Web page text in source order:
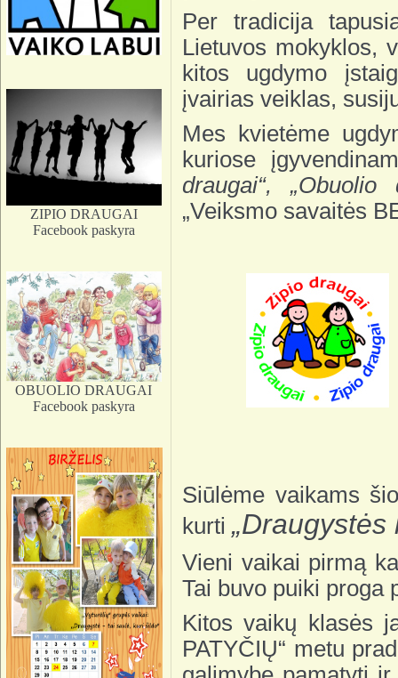
ZIPIO DRAUGAI
Facebook paskyra
OBUOLIO DRAUGAI
Facebook paskyra
Per tradicija
Lietuvos mokyklos,
kitos ugdymo
įvairias veiklas,
Mes kvietėme
kuriose
draugai“,
„Veiksmo savaitės
Siūlėme vaikams
kurti „Draugystės
Vieni vaikai pirmą
Tai buvo puiki proga
Kitos vaikų klasės
PATYČIŲ“ metu